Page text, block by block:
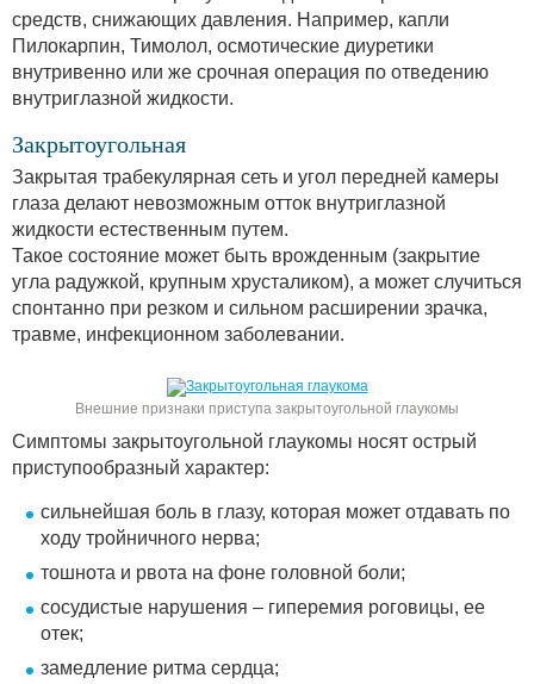
средств, снижающих давления. Например, капли
Пилокарпин, Тимолол, осмотические диуретики
внутривенно или же срочная операция по отведению
внутриглазной жидкости.
Закрытоугольная
Закрытая трабекулярная сеть и угол передней камеры
глаза делают невозможным отток внутриглазной
жидкости естественным путем.
Такое состояние может быть врожденным (закрытие
угла радужкой, крупным хрусталиком), а может случиться
спонтанно при резком и сильном расширении зрачка,
травме, инфекционном заболевании.
Внешние признаки приступа закрытоугольной глаукомы
Симптомы закрытоугольной глаукомы носят острый
приступообразный характер:
сильнейшая боль в глазу, которая может отдавать по
ходу тройничного нерва;
тошнота и рвота на фоне головной боли;
сосудистые нарушения – гиперемия роговицы, ее
отек;
замедление ритма сердца;